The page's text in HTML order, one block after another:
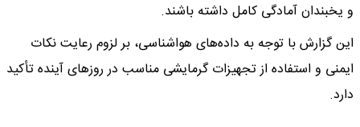
و یخبندان آمادگی کامل داشته باشند.
این گزارش با توجه به داده‌های هواشناسی، بر لزوم رعایت نکات
ایمنی و استفاده از تجهیزات گرمایشی مناسب در روز‌های آینده تأکید
دارد.